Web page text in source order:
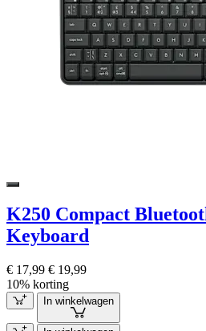
K250 Compact
Keyboard
€ 17,99 € 19,99
10% korting
In winkelwagen